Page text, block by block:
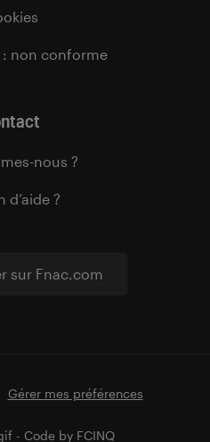
sur Fnac.com
non conforme
nous ?
d’aide ?
Gérer mes préférences
- Code by FCINQ